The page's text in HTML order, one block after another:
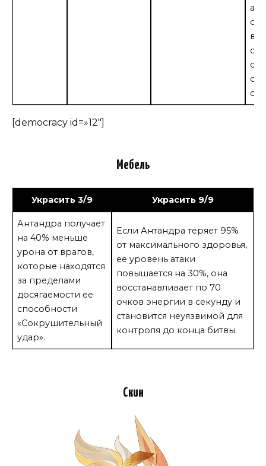
[democracy id=»12″]
Мебель
Украсить 3/9 Украсить 9/9
Антандра получает
на 40% меньше
урона от врагов,
которые находятся
за пределами
досягаемости ее
способности
«Сокрушительный
удар».
Если Антандра теряет 95%
от максимального здоровья,
ее уровень атаки
повышается на 30%, она
восстанавливает по 70
очков энергии в секунду и
становится неуязвимой для
контроля до конца битвы.
Скин